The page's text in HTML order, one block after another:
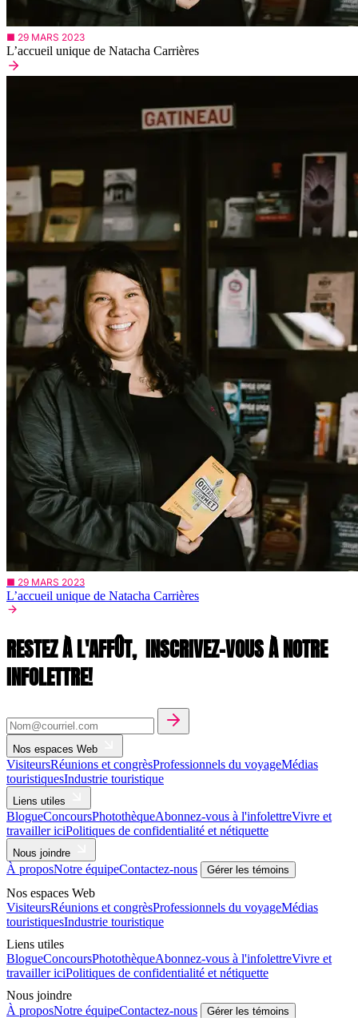
■ 29 MARS 2023
L’accueil unique de Natacha Carrières
■ 29 MARS 2023
L’accueil unique de Natacha Carrières
RESTEZ À L'AFFÛT, INSCRIVEZ-VOUS À NOTRE
INFOLETTRE!
Nos espaces Web
VisiteursRéunions et congrèsProfessionnels du voyageMédias
touristiquesIndustrie touristique
Liens utiles
BlogueConcoursPhotothèqueAbonnez-vous à l'infolettreVivre et
travailler iciPolitiques de confidentialité et nétiquette
Nous joindre
À proposNotre équipeContactez-nous Gérer les témoins
Nos espaces Web
VisiteursRéunions et congrèsProfessionnels du voyageMédias
touristiquesIndustrie touristique
Liens utiles
BlogueConcoursPhotothèqueAbonnez-vous à l'infolettreVivre et
travailler iciPolitiques de confidentialité et nétiquette
Nous joindre
À proposNotre équipeContactez-nous Gérer les témoins